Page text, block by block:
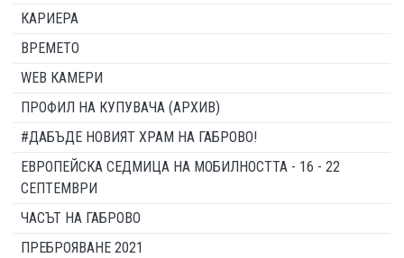
КАРИЕРА
ВРЕМЕТО
WEB КАМЕРИ
ПРОФИЛ НА КУПУВАЧА (АРХИВ)
#ДАБЪДЕ НОВИЯТ ХРАМ НА ГАБРОВО!
ЕВРОПЕЙСКА СЕДМИЦА НА МОБИЛНОСТТА - 16 - 22
СЕПТЕМВРИ
ЧАСЪТ НА ГАБРОВО
ПРЕБРОЯВАНЕ 2021